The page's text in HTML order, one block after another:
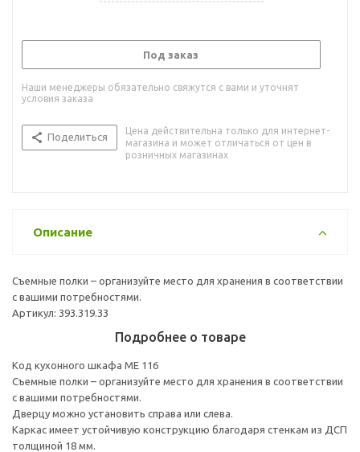
Под заказ
Наши менеджеры обязательно свяжутся с вами и уточнят
условия заказа
Поделиться
Цена действительна только для интернет-
магазина и может отличаться от цен в
розничных магазинах
Описание
Съемные полки – организуйте место для хранения в соответствии
с вашими потребностями.
Артикул: 393.319.33
Подробнее о товаре
Код кухонного шкафа ME 116
Съемные полки – организуйте место для хранения в соответствии
с вашими потребностями.
Дверцу можно установить справа или слева.
Каркас имеет устойчивую конструкцию благодаря стенкам из ДСП
толщиной 18 мм.